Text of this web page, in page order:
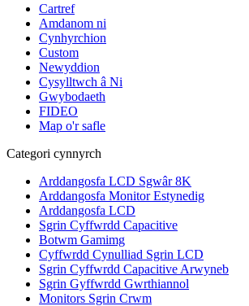
Cartref
Amdanom ni
Cynhyrchion
Custom
Newyddion
Cysylltwch â Ni
Gwybodaeth
FIDEO
Map o'r safle
Categori cynnyrch
Arddangosfa LCD Sgwâr 8K
Arddangosfa Monitor Estynedig
Arddangosfa LCD
Sgrin Cyffwrdd Capacitive
Botwm Gamimg
Cyffwrdd Cynulliad Sgrin LCD
Sgrin Cyffwrdd Capacitive Arwyneb
Sgrin Gyffwrdd Gwrthiannol
Monitors Sgrin Crwm